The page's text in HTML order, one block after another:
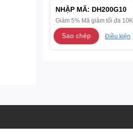
NHẬP MÃ: DH200G10
Giảm 5% Mã giảm tối đa 10K
Sao chép Điều kiện